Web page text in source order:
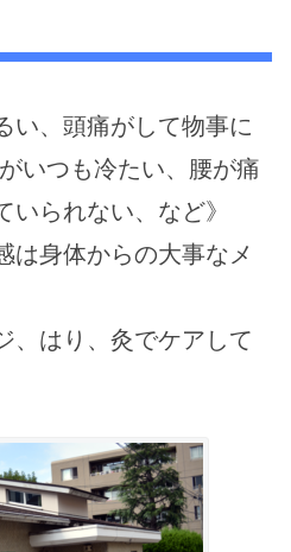
い、頭痛がして物事に
いつも冷たい、腰が痛
いられない、など》
は身体からの大事なメ
、はり、灸でケアして